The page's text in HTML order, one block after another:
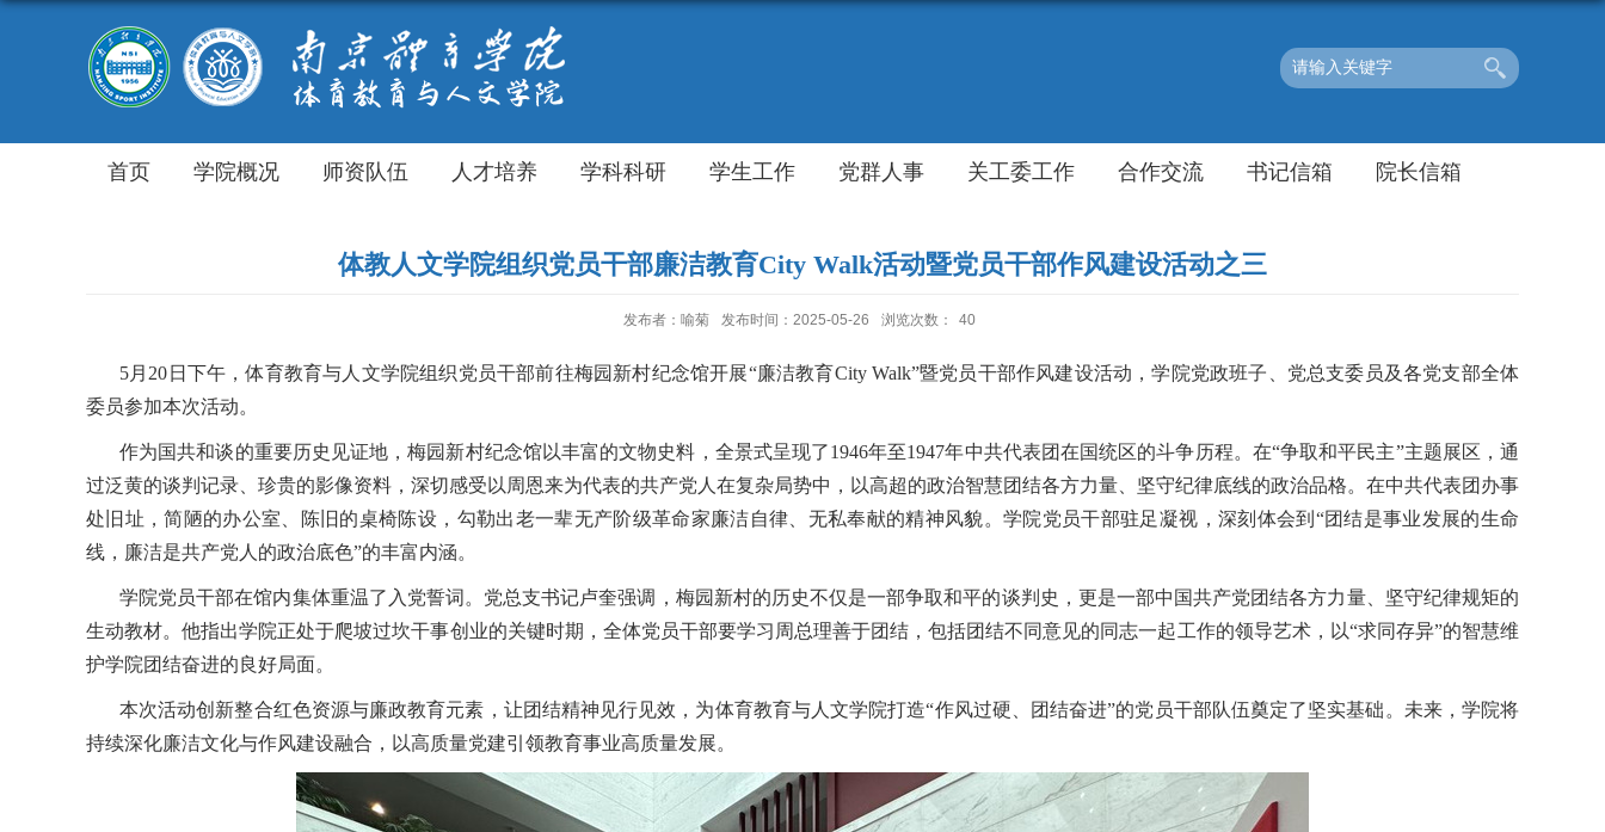
首页 学院概况 师资队伍 人才培养 学科科研 学生工作 党群人事 关工委工作 合作交流 书记信箱 院长信箱
体教人文学院组织党员干部廉洁教育City Walk活动暨党员干部作风建设活动之三
发布者：喻菊 发布时间：2025-05-26 浏览次数： 40
5月 20 日下午，体育教育与人文学院组织党员干部前往梅园新村纪念馆开展“廉洁教育City Walk”暨党员干部作风建设活动，学院党政班子、党总支委员及各党支部全体
委员参加本次活动。
作为国共和谈的重要历史见证地，梅园新村纪念馆以丰富的文物史料，全景式呈现了1946年至1947年中共代表团在国统区的斗争历程。在“争取和平民主”主题展区，通
过泛黄的谈判记录、珍贵的影像资料，深切感受以周恩来为代表的共产党人在复杂局势中，以高超的政治智慧团结各方力量、坚守纪律底线的政治品格。在中共代表团办事
处旧址，简陋的办公室、陈旧的桌椅陈设，勾勒出老一辈无产阶级革命家廉洁自律、无私奉献的精神风貌。学院党员干部驻足凝视，深刻体会到“团结是事业发展的生命
线，廉洁是共产党人的政治底色”的丰富内涵。
学院党员干部在馆内集体重温了入党誓词。党总支书记卢奎强调，梅园新村的历史不仅是一部争取和平的谈判史，更是一部中国共产党团结各方力量、坚守纪律规矩的
生动教材。他指出学院正处于爬坡过坎干事创业的关键时期，全体党员干部要学习周总理善于团结，包括团结不同意见的同志一起工作的领导艺术，以“求同存异”的智慧维
护学院团结奋进的良好局面。
本次活动创新整合红色资源与廉政教育元素，让团结精神见行见效，为体育教育与人文学院打造“作风过硬、团结奋进”的党员干部队伍奠定了坚实基础。未来，学院将
持续深化廉洁文化与作风建设融合，以高质量党建引领教育事业高质量发展。